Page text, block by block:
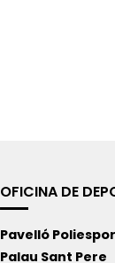
OFICINA DE
Pavelló
Palau Sant Pere